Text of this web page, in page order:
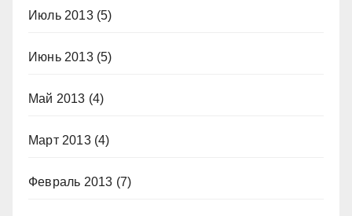
Июль 2013(5)
Июнь 2013(5)
Май 2013 (4)
Март 2013(4)
Февраль 2013 (7)